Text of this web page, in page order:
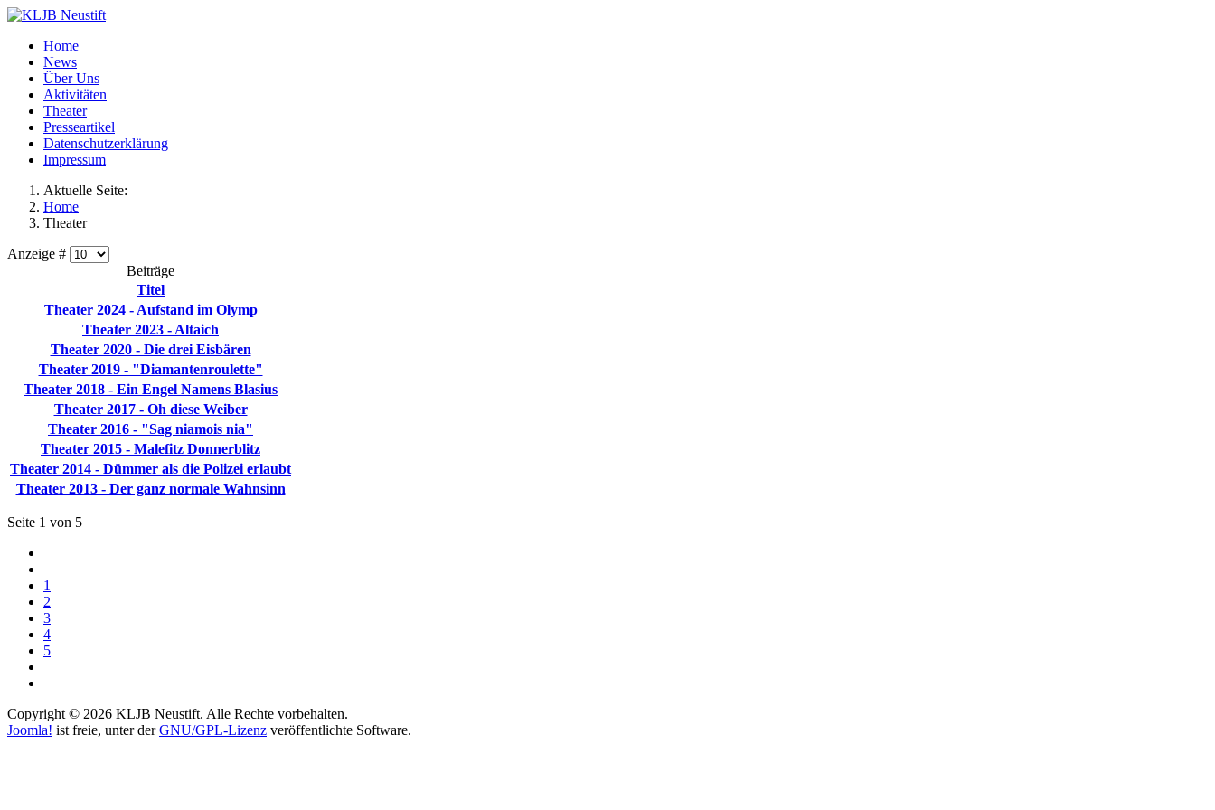
Home
News
Über Uns
Aktivitäten
Theater
Presseartikel
Datenschutzerklärung
Impressum
Aktuelle Seite:
Home
Theater
Anzeige #
Beiträge
Titel
Theater 2024 - Aufstand im Olymp
Theater 2023 - Altaich
Theater 2020 - Die drei Eisbären
Theater 2019 - "Diamantenroulette"
Theater 2018 - Ein Engel Namens Blasius
Theater 2017 - Oh diese Weiber
Theater 2016 - "Sag niamois nia"
Theater 2015 - Malefitz Donnerblitz
Theater 2014 - Dümmer als die Polizei erlaubt
Theater 2013 - Der ganz normale Wahnsinn
Seite 1 von 5
1
2
3
4
5
Copyright © 2026 KLJB Neustift. Alle Rechte vorbehalten.
Joomla! ist freie, unter derGNU/GPL-Lizenz veröffentlichte Software.